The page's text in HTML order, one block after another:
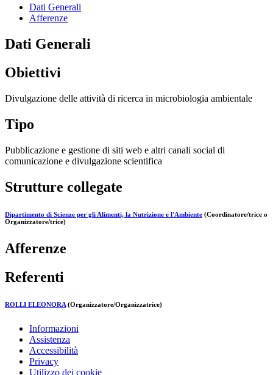
Dati Generali
Afferenze
Dati Generali
Obiettivi
Divulgazione delle attività di ricerca in microbiologia ambientale
Tipo
Pubblicazione e gestione di siti web e altri canali social di
comunicazione e divulgazione scientifica
Strutture collegate
Dipartimento di Scienze per gli Alimenti, la Nutrizione e l'Ambiente (Coordinatore/trice o
Organizzatore/trice)
Afferenze
Referenti
ROLLI ELEONORA (Organizzatore/Organizzatrice)
Informazioni
Assistenza
Accessibilità
Privacy
Utilizzo dei cookie